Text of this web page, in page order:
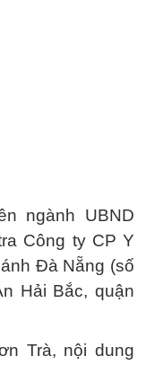
ngành UBND
Công ty CP Y
Đà Nẵng (số
Hải Bắc, quận
Trà, nội dung